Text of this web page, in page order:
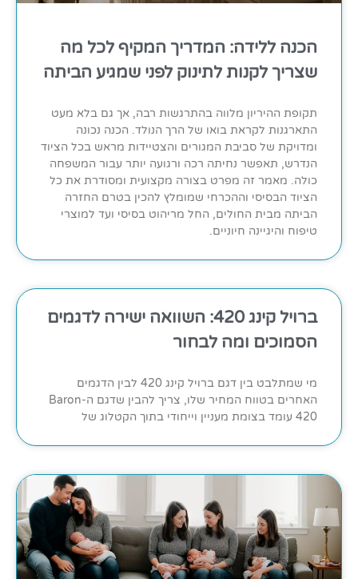
הכנה ללידה: המדריך המקיף לכל מה
שצריך לקנות לתינוק לפני שמגיע הביתה
תקופת ההיריון מלווה בהתרגשות רבה, אך גם בלא מעט
התארגנות לקראת בואו של הרך הנולד. הכנה נכונה
ומדויקת של סביבת המגורים והצטיידות מראש בכל הציוד
הנדרש, תאפשר נחיתה רכה ורגועה יותר עבור המשפחה
כולה. מאמר זה מפרט בצורה מקצועית ומסודרת את כל
הציוד הבסיסי וההכרחי שמומלץ להכין בטרם החזרה
הביתה מבית החולים, החל מריהוט בסיסי ועד למוצרי
טיפוח והיגיינה חיוניים.
ברויל קינג 420: השוואה ישירה לדגמים
הסמוכים ומה לבחור
מי שמתלבט בין דגם ברויל קינג 420 לבין הדגמים
האחרים בטווח המחיר שלו, צריך להבין שדגם ה-Baron
420 עומד בצומת מעניין וייחודי בתוך הקטלוג של